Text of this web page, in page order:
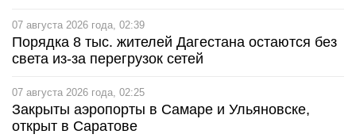
07 августа 2026 года, 02:39
Порядка 8 тыс. жителей Дагестана остаются без
света из-за перегрузок сетей
07 августа 2026 года, 02:25
Закрыты аэропорты в Самаре и Ульяновске,
открыт в Саратове